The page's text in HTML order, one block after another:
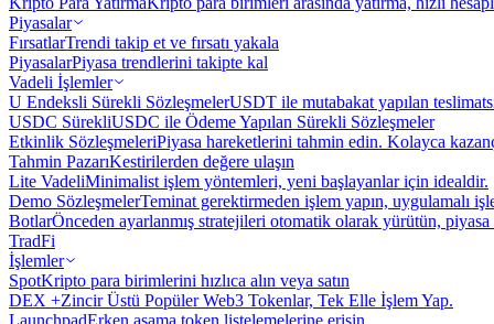
Piyasalar
FırsatlarTrendi takip et ve fırsatı yakala
PiyasalarPiyasa trendlerini takipte kal
Vadeli İşlemler
U Endeksli Sürekli SözleşmelerUSDT ile mutabakat yapılan
USDC SürekliUSDC ile Ödeme Yapılan Sürekli Sözleşmeler
Etkinlik SözleşmeleriPiyasa hareketlerini tahmin edin. Kolayca
Tahmin PazarıKestirilerden değere ulaşın
Lite VadeliMinimalist işlem yöntemleri, yeni başlayanlar için idealdir.
Demo SözleşmelerTeminat gerektirmeden işlem yapın, uygulamalı
BotlarÖnceden ayarlanmış stratejileri otomatik olarak yürütün, piyasa
TradFi
İşlemler
SpotKripto para birimlerini hızlıca alın veya satın
DEX +Zincir Üstü Popüler Web3 Tokenlar, Tek Elle İşlem Yap.
LaunchpadErken aşama token listelemelerine erişin